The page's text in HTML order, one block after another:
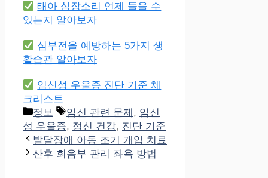
태아 심장소리 언제 들을 수
있는지 알아보자
심부전을 예방하는 5가지 생
활습관 알아보자
임신성 우울증 진단 기준 체
크리스트
Categories
정보 Tags
임신 관련 문제 , 임신
성 우울증, 정신 건강, 진단 기준
발달장애 아동 조기 개입 치료
산후 회음부 관리 좌욕 방법